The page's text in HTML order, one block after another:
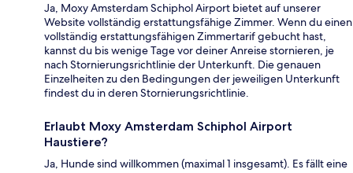
Ja, Moxy Amsterdam Schiphol Airport bietet auf unserer
Website vollständig erstattungsfähige Zimmer. Wenn du einen
vollständig erstattungsfähigen Zimmertarif gebucht hast,
kannst du bis wenige Tage vor deiner Anreise stornieren, je
nach Stornierungsrichtlinie der Unterkunft. Die genauen
Einzelheiten zu den Bedingungen der jeweiligen Unterkunft
findest du in deren Stornierungsrichtlinie.
Erlaubt Moxy Amsterdam Schiphol Airport
Haustiere?
Ja, Hunde sind willkommen (maximal 1 insgesamt). Es fällt eine